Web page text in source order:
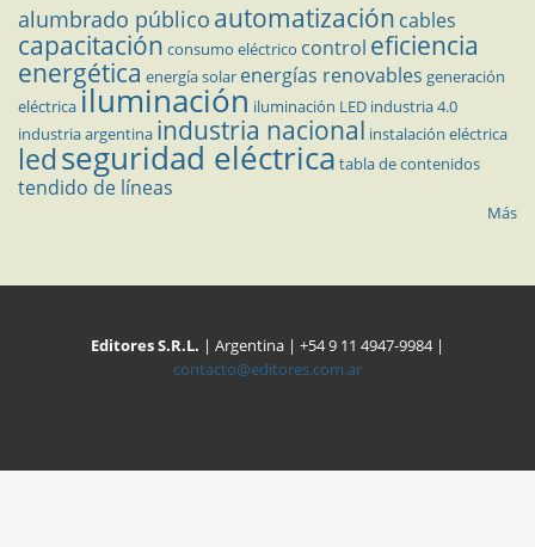
alumbrado público automatización cables
capacitación consumo eléctrico control eficiencia
energética energía solar energías renovables generación
eléctricailuminación iluminación LED industria 4.0
industria argentina industria nacional instalación eléctrica
ledseguridad eléctrica tabla de contenidos
tendido de líneas
Más
Editores S.R.L. | Argentina | +54 9 11 4947-9984 |
contacto@editores.com.ar